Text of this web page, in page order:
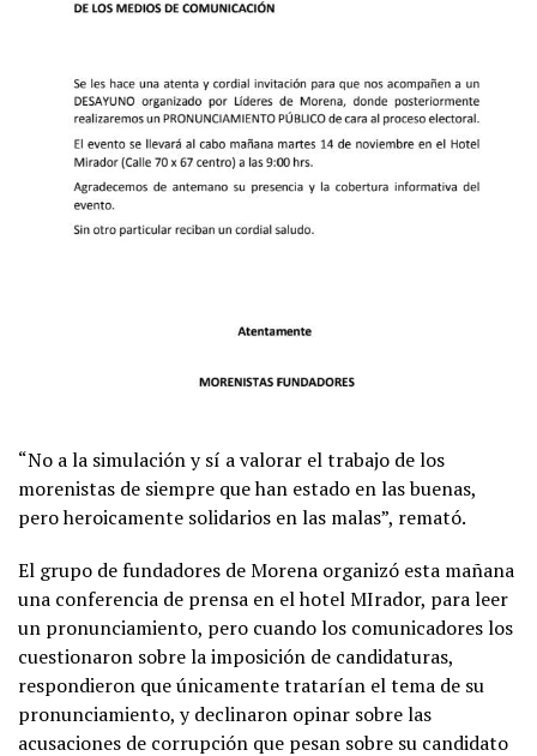
“No a la simulación y sí a valorar el trabajo de los
morenistas de siempre que han estado en las buenas,
pero heroicamente solidarios en las malas”, remató.
El grupo de fundadores de Morena organizó esta mañana
una conferencia de prensa en el hotel MIrador, para leer
un pronunciamiento, pero cuando los comunicadores los
cuestionaron sobre la imposición de candidaturas,
respondieron que únicamente tratarían el tema de su
pronunciamiento, y declinaron opinar sobre las
acusaciones de corrupción que pesan sobre su candidato